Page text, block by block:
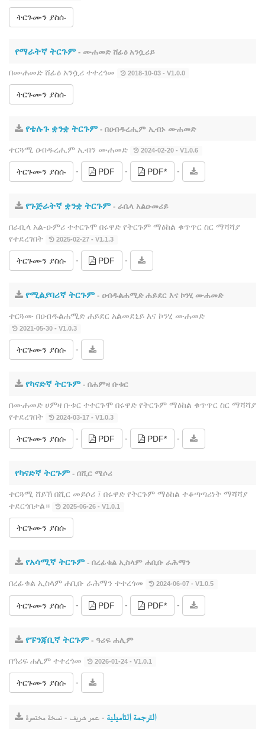
ትርጉሙን ያስሱ
የማራትኛ ትርጉም- ሙሐመድ ሸፊዕ አንሷሪይ
በሙሐመድ ሸፊዕ አንሷሪ ተተረጎመ 2018-10-03 - V1.0.0
ትርጉሙን ያስሱ
የቴሉጉ ቋንቋ ትርጉም- በዐብዱረሒም ኢብኑ ሙሐመድ
ተርጓሚ ዐብዱረሒም ኢብን ሙሐመድ 2024-02-20 - V1.0.6
ትርጉሙን ያስሱ - PDF - PDF* -
የጉጅራትኛ ቋንቋ ትርጉም- ራቤላ አልዑመሪይ
በራቢላ አል‐ዑምሪ ተተርጉሞ በሩዋድ የትርጉም ማዕከል ቁጥጥር ስር ማሻሻያ
የተደረገበት
2025-02-27 - V1.1.3
ትርጉሙን ያስሱ - PDF -
የሚልያባሪኛ ትርጉም- ዐብዱልሐሚድ ሐይደር እና ኮንሂ ሙሐመድ
ተርጓሙ በዐብዱልሐሚድ ሐይደር አልመደኒይ እና ኮንሂ ሙሐመድ
2021-05-30 - V1.0.3
ትርጉሙን ያስሱ -
የካናድኛ ትርጉም- በሐምዛ ቡቱር
በሙሐመድ ሀምዛ ቡቱር ተተርጉሞ በሩዋድ የትርጉም ማዕከል ቁጥጥር ስር ማሻሻያ
የተደረገበት
2024-03-17 - V1.0.3
ትርጉሙን ያስሱ - PDF - PDF* -
የካናድኛ ትርጉም- በሺር ሜሶሪ
ተርጓሚ ሸይኽ በሺር መይሶሪ ፤ በሩዋድ የትርጉም ማዕከል ተቆጣጣሪነት ማሻሻያ
ተደርጎበታል።
2025-06-26 - V1.0.1
ትርጉሙን ያስሱ
የአሳሚኛ ትርጉም- በረፊቁል ኢስላም ሐቢቡ ራሕማን
በረፊቁል ኢስላም ሐቢቡ ራሕማን ተተረጎመ 2024-06-07 - V1.0.5
ትርጉሙን ያስሱ - PDF - PDF* -
የፑንጃቢኛ ትርጉም- ዓሪፍ ሐሊም
በዓሪፍ ሐሊም ተተረጎመ 2026-01-24 - V1.0.1
ትርጉሙን ያስሱ -
الترجمة التاميلية - عمر شريف - نسخة مختصرة